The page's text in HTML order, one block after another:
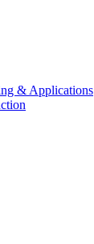
& Applications